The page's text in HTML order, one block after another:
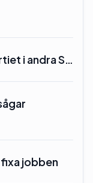
i andra S…
jobben